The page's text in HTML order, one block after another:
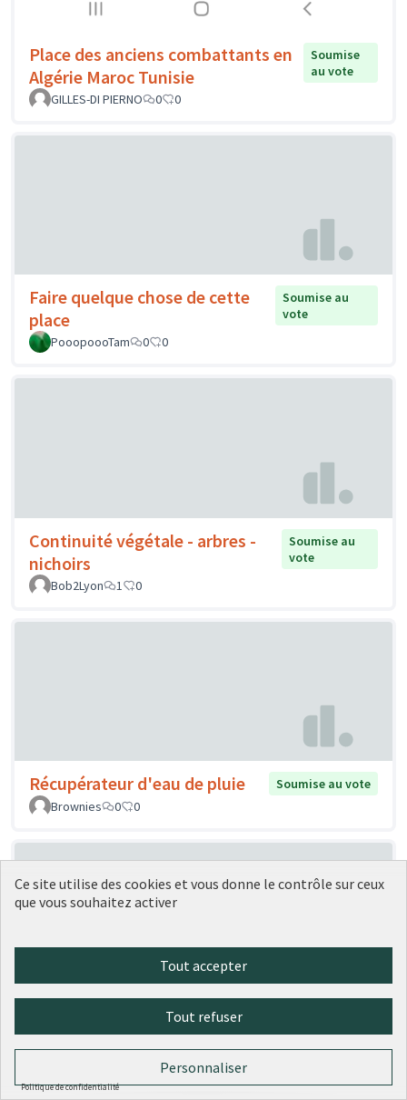
Place des anciens combattants en
Algérie Maroc Tunisie
Soumise
au vote
GILLES-DI PIERNO
0 0
Faire quelque chose de cette
place
Soumise au
vote
PooopoooTam
0 0
Continuité végétale - arbres -
nichoirs
Soumise au
vote
Bob2Lyon
1 0
Récupérateur d'eau de pluie
Soumise au vote
Brownies
0 0
Création d’un parc à chien sur
ER
0 0
Ce site utilise des cookies et vous donne le contrôle sur ceux
que vous souhaitez activer
Tout accepter
Tout refuser
Personnaliser
Politique de confidentialité